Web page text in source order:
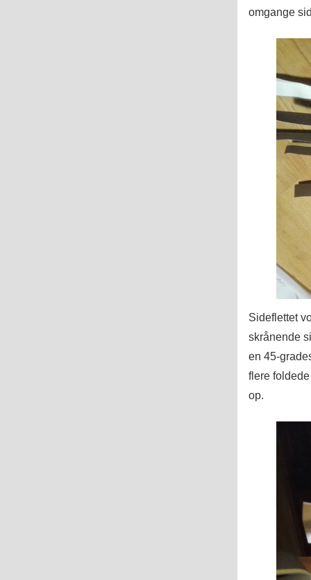
omgange
Sideflettet
skrånende
en 45-
flere
op.